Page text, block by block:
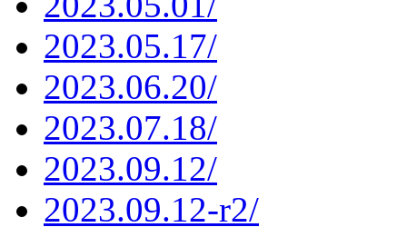
2023.05.17/
2023.06.20/
2023.07.18/
2023.09.12/
2023.09.12-r2/